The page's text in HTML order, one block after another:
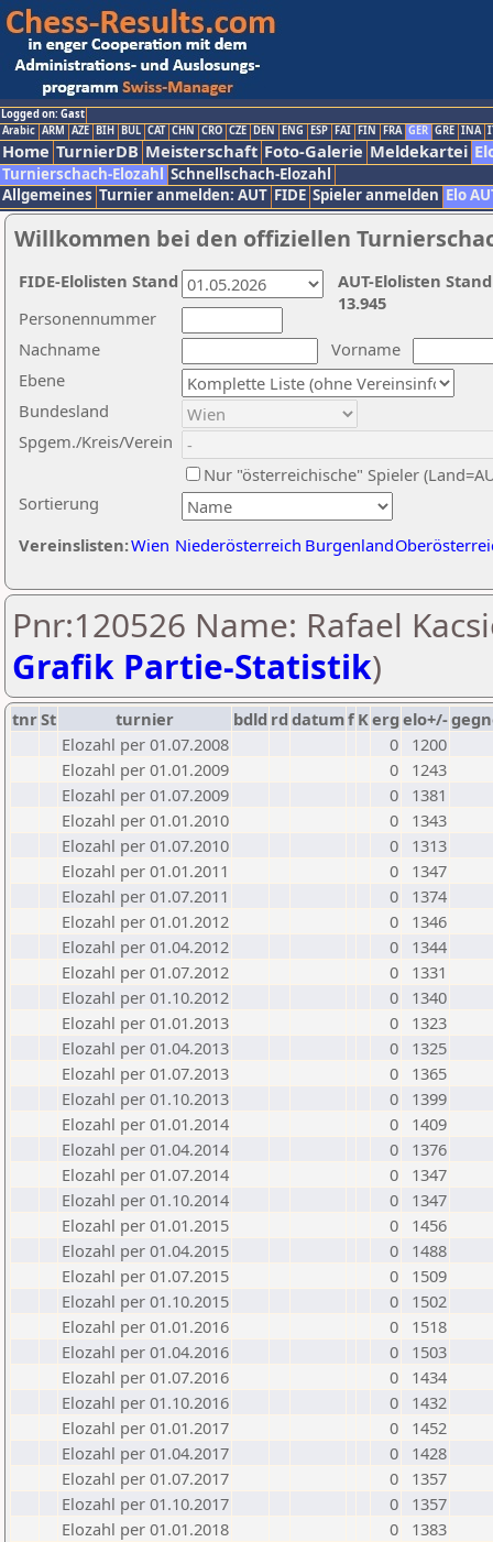
Logged on: Gast
Arabic ARM AZE BIH BUL CAT CHN CRO CZE DEN ENG ESP FAI FIN FRA GER GRE INA
Home TurnierDB Meisterschaft Foto-Galerie Meldekartei
Turnierschach-Elozahl Schnellschach-Elozahl
Allgemeines Turnier anmelden: AUT FIDE Spieler anmelden Elo
Willkommen bei den offiziellen
Nachname
Vorname
Ebene
Sortierung
Personennummer
Bundesland
Spgem./Kreis/Verein
Nur "österreichische" Spieler
Vereinslisten:Wien Niederösterreich Burgenland
AUT-Elolisten
13.945
FIDE-Elolisten Stand
Pnr:120526 Name: Rafael
Grafik Partie-Statistik)
tnrSt turnier bdld rd datumf Kerg elo+/-
Elozahl per 01.07.2008
0
1200
Elozahl per 01.01.2009
0
1243
Elozahl per 01.07.2009
0
1381
Elozahl per 01.01.2010
0
1343
Elozahl per 01.07.2010
0
1313
Elozahl per 01.01.2011
0
1347
Elozahl per 01.07.2011
0
1374
Elozahl per 01.01.2012
0
1346
Elozahl per 01.04.2012
0
1344
Elozahl per 01.07.2012
0
1331
Elozahl per 01.10.2012
0
1340
Elozahl per 01.01.2013
0
1323
Elozahl per 01.04.2013
0
1325
Elozahl per 01.07.2013
0
1365
Elozahl per 01.10.2013
0
1399
Elozahl per 01.01.2014
0
1409
Elozahl per 01.04.2014
0
1376
Elozahl per 01.07.2014
0
1347
Elozahl per 01.10.2014
0
1347
Elozahl per 01.01.2015
0
1456
Elozahl per 01.04.2015
0
1488
Elozahl per 01.07.2015
0
1509
Elozahl per 01.10.2015
0
1502
Elozahl per 01.01.2016
0
1518
Elozahl per 01.04.2016
0
1503
Elozahl per 01.07.2016
0
1434
Elozahl per 01.10.2016
0
1432
Elozahl per 01.01.2017
0
1452
Elozahl per 01.04.2017
0
1428
Elozahl per 01.07.2017
0
1357
Elozahl per 01.10.2017
0
1357
Elozahl per 01.01.2018
0
1383